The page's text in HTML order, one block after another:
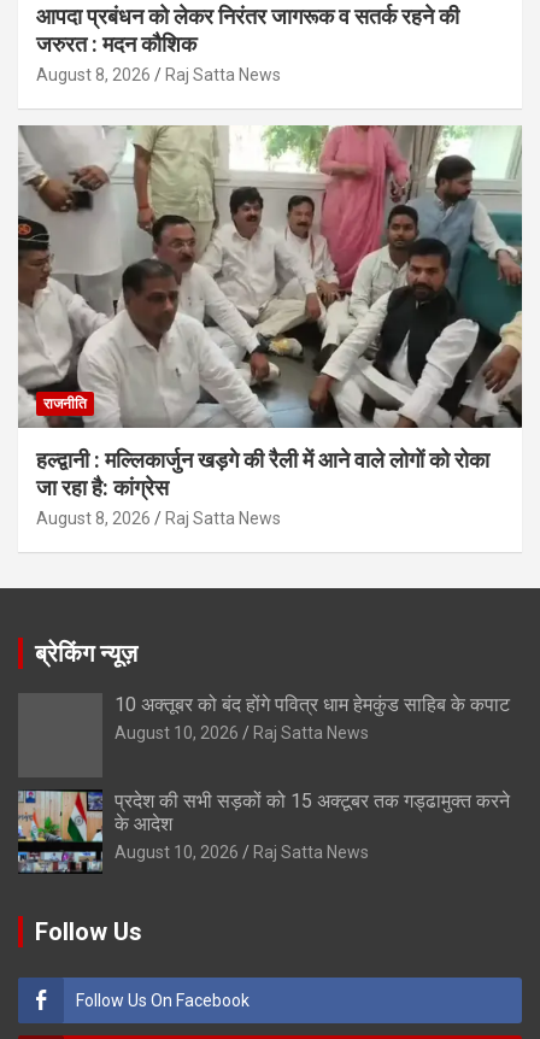
आपदा प्रबंधन को लेकर निरंतर जागरूक व सतर्क रहने की
जरुरत : मदन कौशिक
August 8, 2026 Raj Satta News
राजनीति
हल्द्वानी : मल्लिकार्जुन खड़गे की रैली में आने वाले लोगों को रोका
जा रहा है: कांग्रेस
August 8, 2026 Raj Satta News
ब्रेकिंग न्यूज़
10 अक्तूबर को बंद होंगे पवित्र धाम हेमकुंड साहिब के कपाट
August 10, 2026 Raj Satta News
प्रदेश की सभी सड़कों को 15 अक्टूबर तक गड्ढामुक्त करने
के आदेश
August 10, 2026 Raj Satta News
Follow Us
Follow Us On Facebook